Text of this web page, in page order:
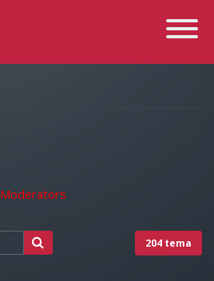
Toggle
Moderators
204 tema